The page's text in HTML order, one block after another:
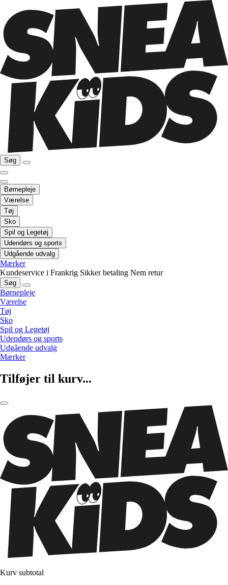
Søg
Børnepleje
Værelse
Tøj
Sko
Spil og Legetøj
Udendørs og sports
Udgående udvalg
Mærker
Kundeservice i Frankrig Sikker betaling Nem retur
Søg
Børnepleje
Værelse
Tøj
Sko
Spil og Legetøj
Udendørs og sports
Udgående udvalg
Mærker
Tilføjer til kurv...
Kurv subtotal